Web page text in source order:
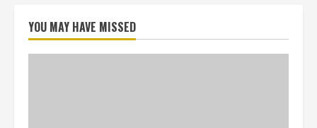
YOU MAY HAVE MISSED